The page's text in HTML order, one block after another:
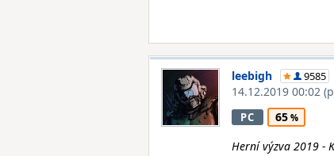
leebigh 9585
14.12.2019 00:02
PC
65
Herní výzva 2019 -